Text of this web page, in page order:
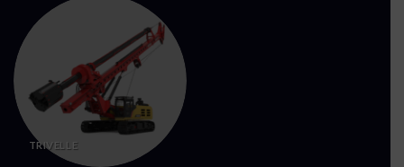
TRIVELLE